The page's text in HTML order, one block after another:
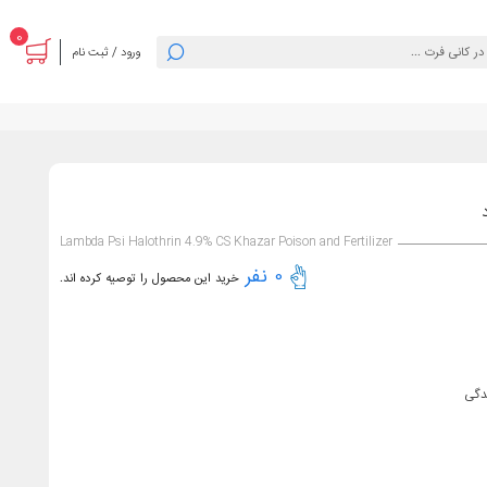
ورود / ثبت نام
0
Lambda Psi Halothrin 4.9% CS Khazar Poison and Fertilizer
0 نفر خرید این محصول را توصیه کرده اند.